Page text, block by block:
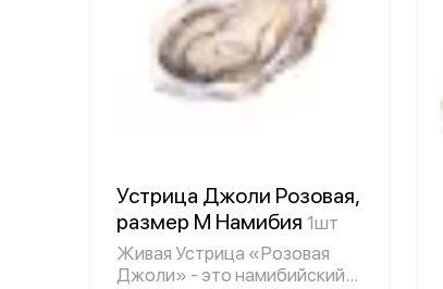
Устрица Джоли Розовая,
размер М Намибия 1шт
Живая Устрица «Розовая
Джоли» - это намибийский